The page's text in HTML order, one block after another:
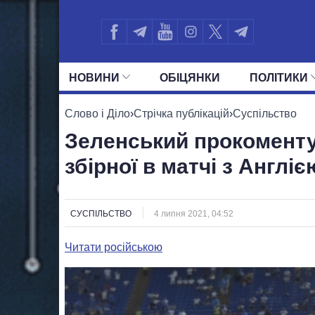
НОВИНИ ОБIЦЯНКИ ПОЛIТИКИ
УСІ ПОЛІТИКИ ПРЕЗИДЕНТ І ОФІС
Слово і Діло›Стрічка публікацій›Суспільство
Зеленський
збірної в матчі з
СУСПІЛЬСТВО 4 липня 2021, 04:52
Читати російською